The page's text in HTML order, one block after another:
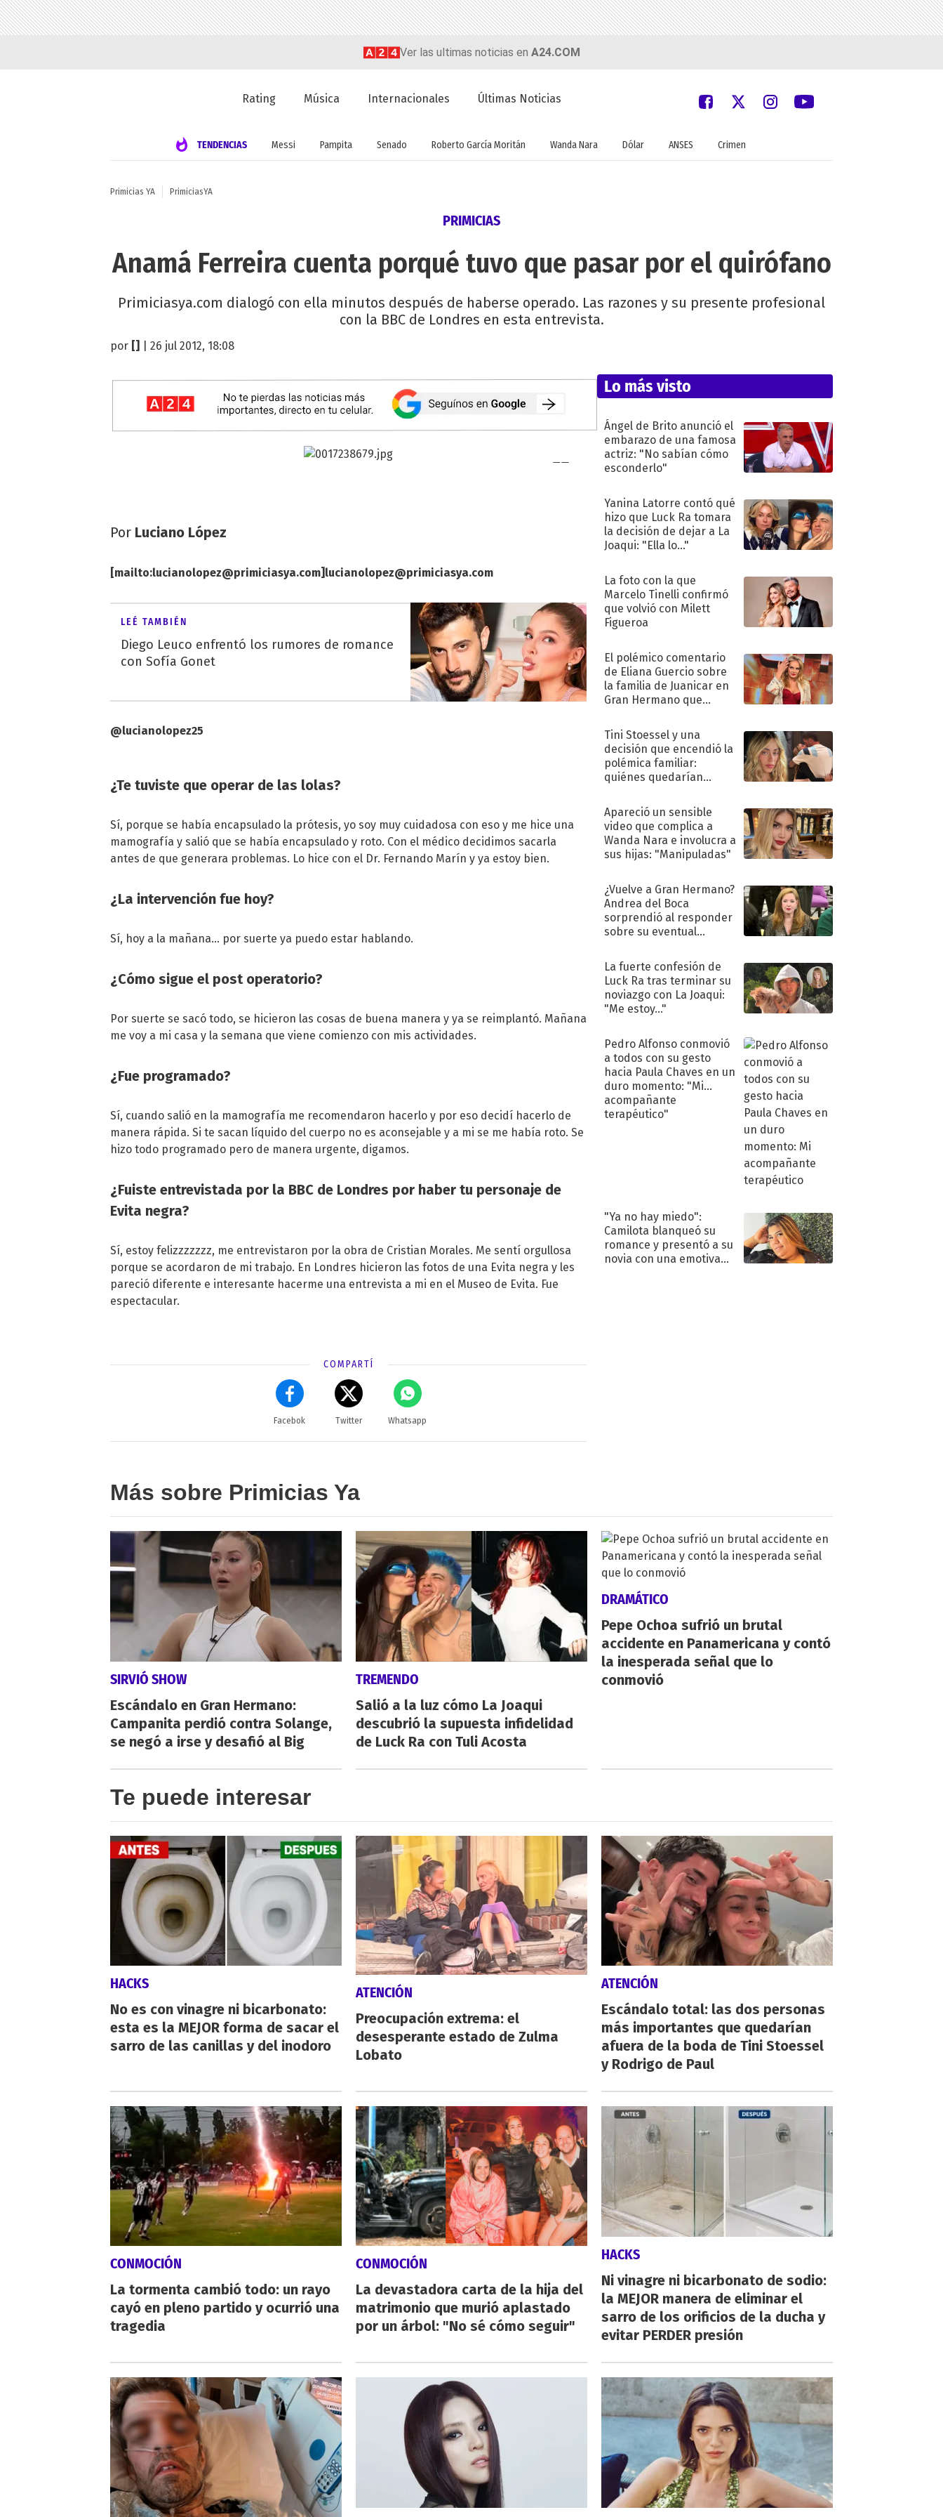
Ver las ultimas noticias en A24.COM
Rating Música Internacionales Últimas Noticias
TENDENCIAS Messi Pampita Senado Roberto García Moritán Wanda Nara Dólar ANSES Crimen
Primicias YA PrimiciasYA
PRIMICIAS
Anamá Ferreira cuenta porqué tuvo que pasar por el quirófano
Primiciasya.com dialogó con ella minutos después de haberse operado. Las razones y su presente profesional
con la BBC de Londres en esta entrevista.
por | 26 jul 2012, 18:08
Por Luciano López
[mailto:lucianolopez@primiciasya.com] lucianolopez@primiciasya.com
LEÉ TAMBIÉN
Diego Leuco enfrentó los rumores de romance
con Sofía Gonet
@lucianolopez25
¿Te tuviste que operar de las lolas?
Sí, porque se había encapsulado la prótesis, yo soy muy cuidadosa con eso y me hice una
mamografía y salió que se había encapsulado y roto. Con el médico decidimos sacarla
antes de que generara problemas. Lo hice con el Dr. Fernando Marín y ya estoy bien.
¿La intervención fue hoy?
Sí, hoy a la mañana… por suerte ya puedo estar hablando.
¿Cómo sigue el post operatorio?
Por suerte se sacó todo, se hicieron las cosas de buena manera y ya se reimplantó. Mañana
me voy a mi casa y la semana que viene comienzo con mis actividades.
¿Fue programado?
Sí, cuando salió en la mamografía me recomendaron hacerlo y por eso decidí hacerlo de
manera rápida. Si te sacan líquido del cuerpo no es aconsejable y a mi se me había roto. Se
hizo todo programado pero de manera urgente, digamos.
¿Fuiste entrevistada por la BBC de Londres por haber tu personaje de
Evita negra?
Sí, estoy felizzzzzzz, me entrevistaron por la obra de Cristian Morales. Me sentí orgullosa
porque se acordaron de mi trabajo. En Londres hicieron las fotos de una Evita negra y les
pareció diferente e interesante hacerme una entrevista a mi en el Museo de Evita. Fue
espectacular.
COMPARTÍ
Facebok Twitter Whatsapp
Lo más visto
Ángel de Brito anunció el
embarazo de una famosa
actriz: "No sabían cómo
esconderlo"
Yanina Latorre contó qué
hizo que Luck Ra tomara
la decisión de dejar a La
Joaqui: "Ella lo..."
La foto con la que
Marcelo Tinelli confirmó
que volvió con Milett
Figueroa
El polémico comentario
de Eliana Guercio sobre
la familia de Juanicar en
Gran Hermano que
Tini Stoessel y una
decisión que encendió la
polémica familiar:
quiénes quedarían
Apareció un sensible
video que complica a
Wanda Nara e involucra a
sus hijas: "Manipuladas"
¿Vuelve a Gran Hermano?
Andrea del Boca
sorprendió al responder
sobre su eventual
La fuerte confesión de
Luck Ra tras terminar su
noviazgo con La Joaqui:
"Me estoy..."
Pedro Alfonso conmovió
a todos con su gesto
hacia Paula Chaves en un
duro momento: "Mi
acompañante
terapéutico"
"Ya no hay miedo":
Camilota blanqueó su
romance y presentó a su
novia con una emotiva
Más sobre Primicias Ya
SIRVIÓ SHOW
Escándalo en Gran Hermano:
Campanita perdió contra Solange,
se negó a irse y desafió al Big
TREMENDO
Salió a la luz cómo La Joaqui
descubrió la supuesta infidelidad
de Luck Ra con Tuli Acosta
DRAMÁTICO
Pepe Ochoa sufrió un brutal
accidente en Panamericana y contó
la inesperada señal que lo
conmovió
Te puede interesar
HACKS
No es con vinagre ni bicarbonato:
esta es la MEJOR forma de sacar el
sarro de las canillas y del inodoro
ATENCIÓN
Preocupación extrema: el
desesperante estado de Zulma
Lobato
ATENCIÓN
Escándalo total: las dos personas
más importantes que quedarían
afuera de la boda de Tini Stoessel
y Rodrigo de Paul
CONMOCIÓN
La tormenta cambió todo: un rayo
cayó en pleno partido y ocurrió una
tragedia
CONMOCIÓN
La devastadora carta de la hija del
matrimonio que murió aplastado
por un árbol: "No sé cómo seguir"
HACKS
Ni vinagre ni bicarbonato de sodio:
la MEJOR manera de eliminar el
sarro de los orificios de la ducha y
evitar PERDER presión